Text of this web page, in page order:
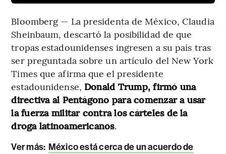
Bloomberg — La presidenta de México, Claudia
Sheinbaum, descartó la posibilidad de que
tropas estadounidenses ingresen a su país tras
ser preguntada sobre un artículo del New York
Times que afirma que el presidente
estadounidense, Donald Trump, firmó una
directiva al Pentágono para comenzar a usar
la fuerza militar contra los cárteles de la
droga latinoamericanos.
Ver más: México está cerca de un acuerdo de